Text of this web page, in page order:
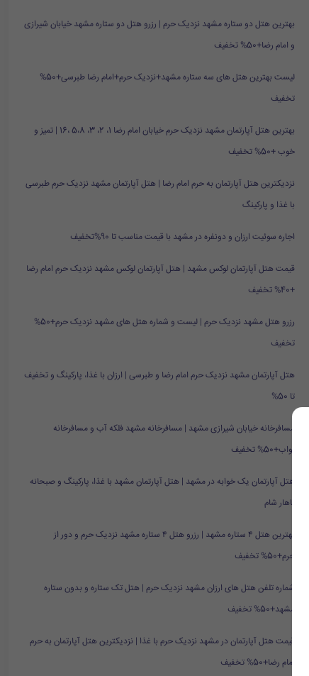
بهترین هتل دو ستاره مشهد نزدیک حرم | رزرو هتل دو ستاره مشهد خیابان شیرازی
و امام رضا+50% تخفیف
لیست بهترین هتل های سه ستاره مشهد+نزدیک حرم+امام رضا طبرسی+50%
تخفیف
بهترین هتل آپارتمان مشهد نزدیک حرم خیابان امام رضا 1، 2، 3، 5،8 ،16 | تمیز و
خوب +50% تخفیف
نزدیکترین هتل آپارتمان به حرم امام رضا | هتل آپارتمان مشهد نزدیک حرم طبرسی
با غذا و پارکینگ
اجاره سوئیت ارزان و دونفره در مشهد با قیمت مناسب تا 90%تخفیف
قیمت هتل آپارتمان لوکس مشهد | هتل آپارتمان لوکس مشهد نزدیک حرم امام رضا
+40% تخفیف
رزرو هتل مشهد نزدیک حرم | لیست و شماره هتل های مشهد نزدیک حرم+50%
تخفیف
هتل آپارتمان مشهد نزدیک حرم امام رضا و طبرسی | ارزان با غذا، پارکینگ و تخفیف
تا 50%
مسافرخانه خیابان شیرازی مشهد | مسافرخانه مشهد فلکه آب و مسافرخانه
نواب+50% تخفیف
هتل آپارتمان یک خوابه در مشهد | هتل آپارتمان مشهد با غذا، پارکینگ و صبحانه
ناهار شام
بهترین هتل ۴ ستاره مشهد | رزرو هتل ۴ ستاره مشهد نزدیک حرم و دور از
حرم+50% تخفیف
شماره تلفن هتل های ارزان مشهد نزدیک حرم | هتل تک ستاره و بدون ستاره
مشهد+50% تخفیف
قیمت هتل آپارتمان در مشهد نزدیک حرم با غذا | نزدیکترین هتل آپارتمان به حرم
امام رضا+50% تخفیف